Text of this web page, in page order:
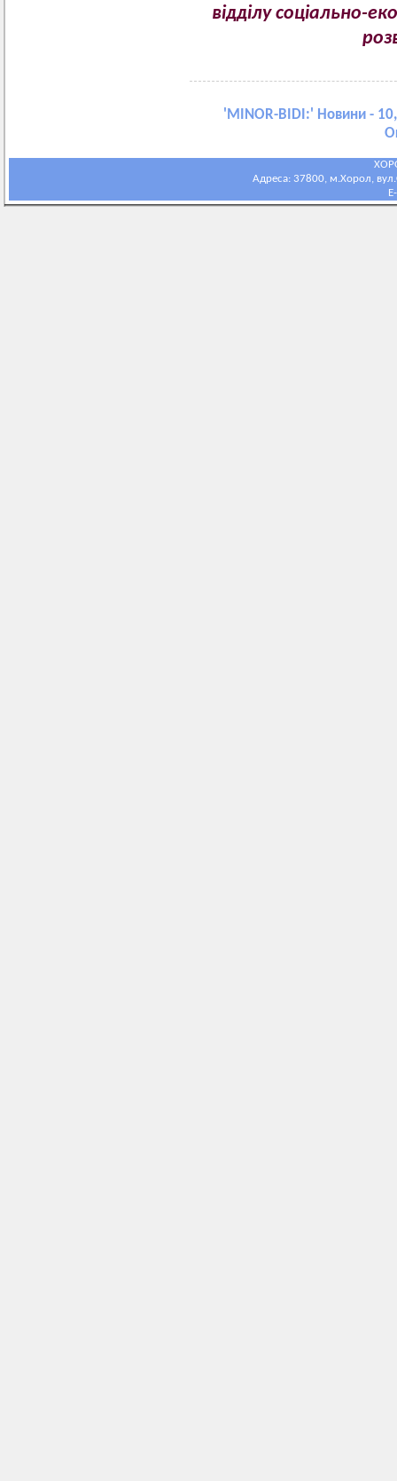
відділу соціально-
' MINOR-BIDI:' Новини - 10,
Адреса: 37800, м.Хорол,